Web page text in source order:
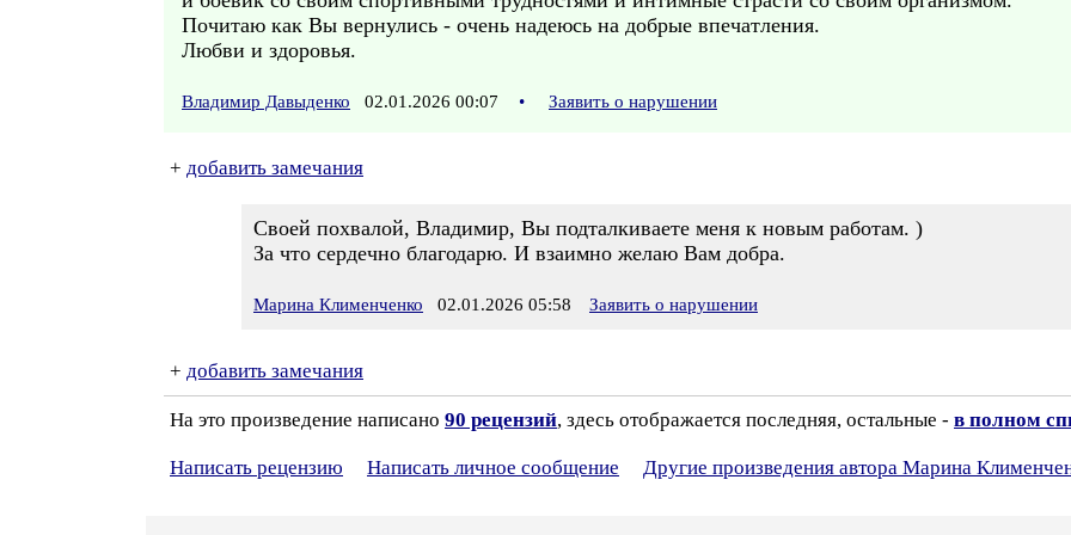
Почитаю как Вы вернулись - очень надеюсь на добрые впечатления.
Любви и здоровья.
Владимир Давыденко 02.01.2026 00:07 • Заявить о нарушении
+ добавить замечания
Своей похвалой, Владимир, Вы подталкиваете меня к новым работам. )
За что сердечно благодарю. И взаимно желаю Вам добра.
Марина Клименченко 02.01.2026 05:58 Заявить о нарушении
+ добавить замечания
На это произведение написано 90 рецензий, здесь отображается последняя, остальные - в полном
Написать рецензию Написать личное сообщение Другие произведения автора Марина